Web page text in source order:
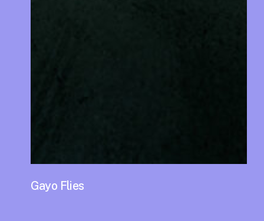
Gayo Flies